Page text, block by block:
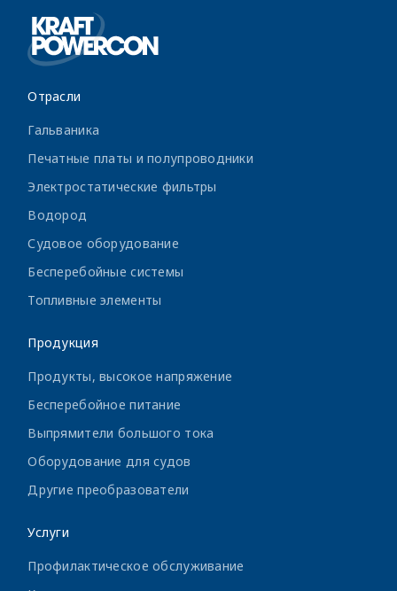
Отрасли
Гальваника
Печатные платы и полупроводники
Электростатические фильтры
Водород
Судовое оборудование
Бесперебойные системы
Топливные элементы
Продукция
Продукты, высокое напряжение
Бесперебойное питание
Выпрямители большого тока
Оборудование для судов
Другие преобразователи
Услуги
Профилактическое обслуживание